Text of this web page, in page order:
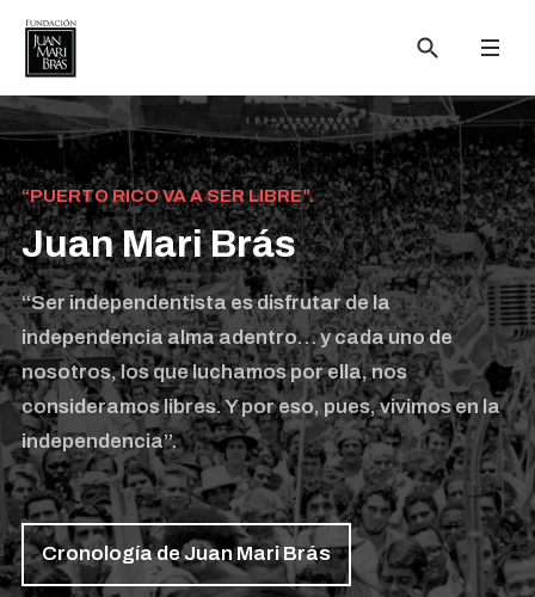
“PUERTO RICO VA A SER LIBRE”.
Juan Mari Brás
“Ser independentista es disfrutar de la
independencia alma adentro… y cada uno de
nosotros, los que luchamos por ella, nos
consideramos libres. Y por eso, pues, vivimos en la
independencia”.
Cronología de Juan Mari Brás